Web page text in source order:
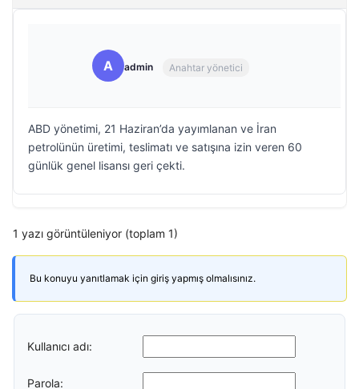
A admin Anahtar yönetici
ABD yönetimi, 21 Haziran’da yayımlanan ve İran
petrolünün üretimi, teslimatı ve satışına izin veren 60
günlük genel lisansı geri çekti.
1 yazı görüntüleniyor (toplam 1)
Bu konuyu yanıtlamak için giriş yapmış olmalısınız.
Kullanıcı adı:
Parola: